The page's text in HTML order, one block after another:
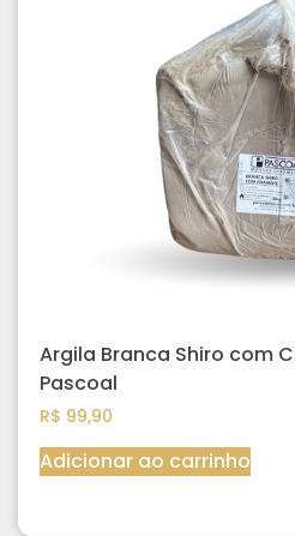
Argila Branca Shiro com
Pascoal
R$ 99,90
Adicionar ao carrinho